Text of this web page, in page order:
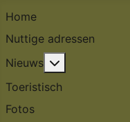
Home
Nuttige adressen
Nieuws
Toeristisch
Fotos